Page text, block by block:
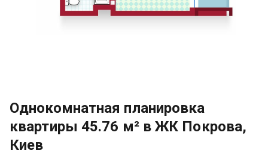
Однокомнатная планировка
квартиры 45.76 м² в ЖК Покрова,
Киев